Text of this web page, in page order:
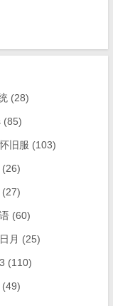
(28)
(85)
旧服 (103)
(26)
(27)
(60)
月 (25)
(110)
(49)